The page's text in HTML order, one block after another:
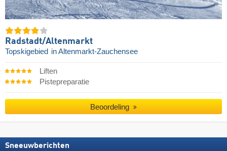
Radstadt/​Altenmarkt
Topskigebied in Altenmarkt-Zauchensee
Liften
Pistepreparatie
Beoordeling
Sneeuwberichten